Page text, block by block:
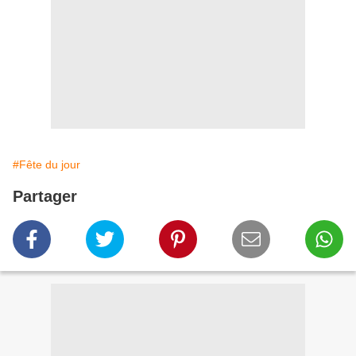
#Fête du jour
Partager